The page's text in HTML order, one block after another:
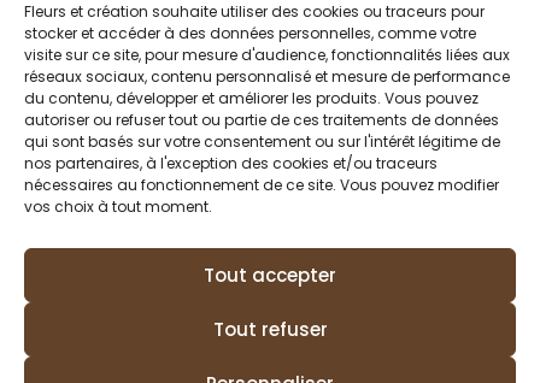
Fleurs et création souhaite utiliser des cookies ou traceurs pour
stocker et accéder à des données personnelles, comme votre
visite sur ce site, pour mesure d'audience, fonctionnalités liées aux
réseaux sociaux, contenu personnalisé et mesure de performance
du contenu, développer et améliorer les produits. Vous pouvez
autoriser ou refuser tout ou partie de ces traitements de données
qui sont basés sur votre consentement ou sur l'intérêt légitime de
nos partenaires, à l'exception des cookies et/ou traceurs
nécessaires au fonctionnement de ce site. Vous pouvez modifier
vos choix à tout moment.
Tout accepter
Tout refuser
Conditions générales de vente
Politique de confidentialité
Politique de cookies (EU)